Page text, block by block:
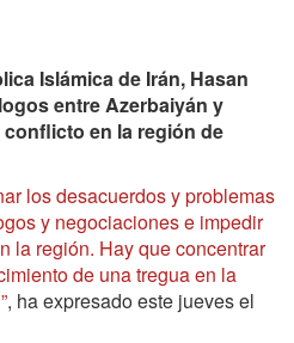
Islámica de Irán, Hasan
entre Azerbaiyán y
en la región de
los desacuerdos y problemas
y negociaciones e impedir
la región. Hay que concentrar
de una tregua en la
, ha expresado este jueves el